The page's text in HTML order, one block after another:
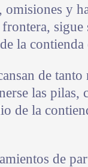
y
la contienda
de
las pilas,
de la
de